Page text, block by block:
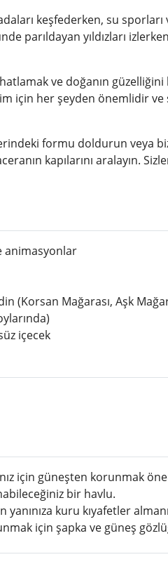
keşfederken, su
parıldayan yıldızları
ve doğanın
için her şeyden önemlidir ve
formu doldurun veya
kapılarını aralayın.
animasyonlar
(Korsan Mağarası, Aşk
içecek
için güneşten korunmak
bir havlu.
kuru kıyafetler
için şapka ve güneş